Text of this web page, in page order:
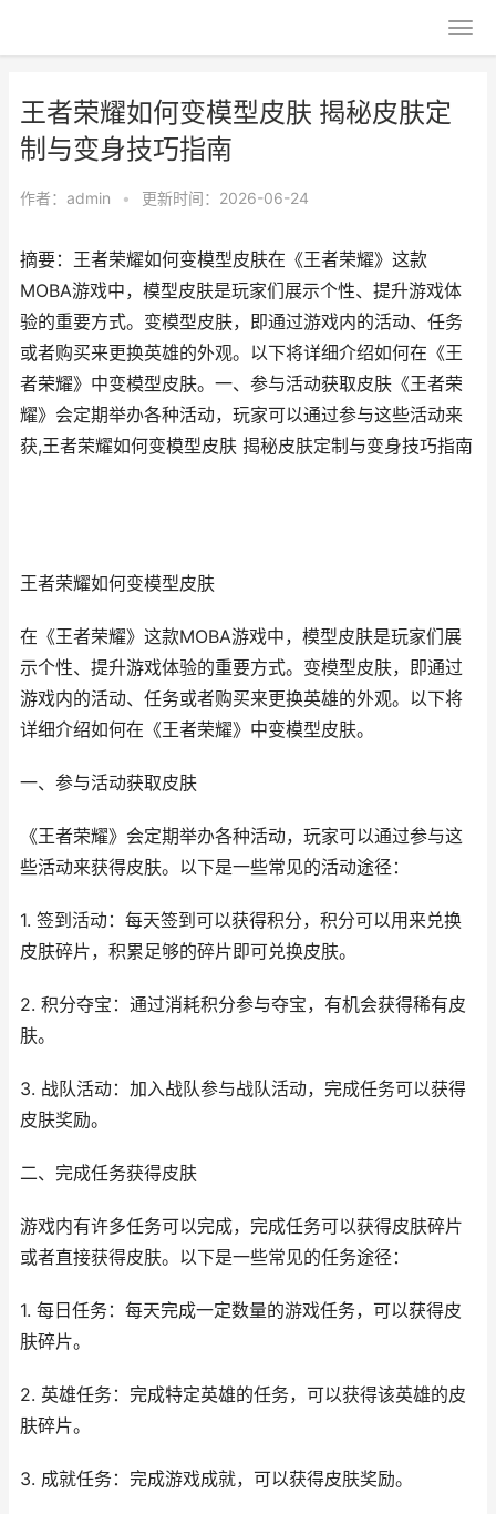
王者荣耀如何变模型皮肤 揭秘皮肤定
制与变身技巧指南
作者： admin • 更新时间：2026-06-24
摘要：王者荣耀如何变模型皮肤在《王者荣耀》这款
MOBA游戏中，模型皮肤是玩家们展示个性、提升游戏体
验的重要方式。变模型皮肤，即通过游戏内的活动、任务
或者购买来更换英雄的外观。以下将详细介绍如何在《王
者荣耀》中变模型皮肤。一、参与活动获取皮肤《王者荣
耀》会定期举办各种活动，玩家可以通过参与这些活动来
获,王者荣耀如何变模型皮肤 揭秘皮肤定制与变身技巧指南
王者荣耀如何变模型皮肤
在《王者荣耀》这款MOBA游戏中，模型皮肤是玩家们展
示个性、提升游戏体验的重要方式。变模型皮肤，即通过
游戏内的活动、任务或者购买来更换英雄的外观。以下将
详细介绍如何在《王者荣耀》中变模型皮肤。
一、参与活动获取皮肤
《王者荣耀》会定期举办各种活动，玩家可以通过参与这
些活动来获得皮肤。以下是一些常见的活动途径：
1. 签到活动：每天签到可以获得积分，积分可以用来兑换
皮肤碎片，积累足够的碎片即可兑换皮肤。
2. 积分夺宝：通过消耗积分参与夺宝，有机会获得稀有皮
肤。
3. 战队活动：加入战队参与战队活动，完成任务可以获得
皮肤奖励。
二、完成任务获得皮肤
游戏内有许多任务可以完成，完成任务可以获得皮肤碎片
或者直接获得皮肤。以下是一些常见的任务途径：
1. 每日任务：每天完成一定数量的游戏任务，可以获得皮
肤碎片。
2. 英雄任务：完成特定英雄的任务，可以获得该英雄的皮
肤碎片。
3. 成就任务：完成游戏成就，可以获得皮肤奖励。